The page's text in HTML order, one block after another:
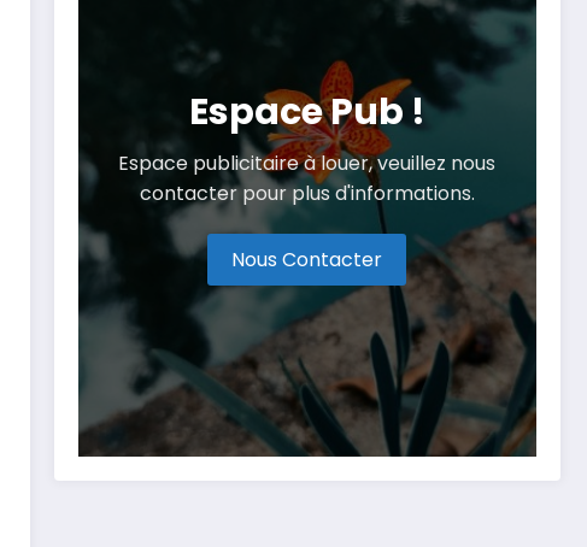
Espace Pub !
Espace publicitaire à louer, veuillez nous
contacter pour plus d'informations.
Nous Contacter